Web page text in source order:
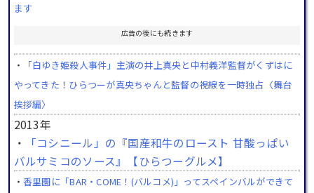
ます
広告の後にも続きます
・
「白ゆき姫殺人事件」主演の井上真央と中村義洋監督がくずはに
やってきた！ひらつーが真央ちゃんと監督の視線を一時独占〈舞台
挨拶編〉
2013年
・
「コシニール」の『国産和牛のロースト 甘酸っぱい
バルサミコのソース』【ひらつーグルメ】
・ 香里園に「BAR・COME！(バルコメ)」ってスペインバルができて